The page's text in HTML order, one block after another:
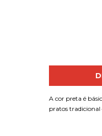
A cor preta é
pratos tradicional